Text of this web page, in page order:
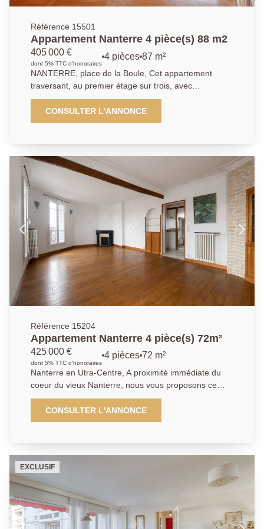
Référence 15501
Appartement Nanterre 4 pièce(s) 88 m2
405 000 €
dont 5% TTC d'honoraires
4 pièces 87 m²
NANTERRE, place de la Boule, Cet appartement
traversant, au premier étage sur trois, avec
ascenseur, possède un très beau potentiel. Vous
pénétrez dans ce logement par une entrée en étoile
avec placard. Elle dessert la cuisine indépendante de
chambres donnant sur un autre balcon, une salle de
bain, un salle d'eau, et des toilettes séparées. Cet
appartement idéalement situé, proche de toutes les
commodités, et au pied de la future ligne 15 du Métro.
Une cave et un box en sous-sol complètent ce bien.
Petite copropriété calme et arborée. Ses atouts: RER
Nanterre Ville à 12 min, marché, écoles et commerces
à 5 min. Nous contacter : 01.40.97.07.07 AP/LT.
CONSULTER L'ANNONCE
Référence 15204
Appartement Nanterre 4 pièce(s) 72m²
425 000 €
dont 5% TTC d'honoraires
4 pièces 72 m²
Nanterre en Utra-Centre, A proximité immédiate du
coeur du vieux Nanterre, nous vous proposons ce
duplex de charme de 94m² de surface au sol
(72.30m² carrez). Au troisième et dernier étage, son
organisation idéale pour une famille, se compose
chambre et un rangement. A l'étage, un palier
pouvant accueillir un coin télétravail, deux chambres
et une salle de bains, et un WC. Une cave et un
emplacement extérieur de parking complètent ce
bien. Son emplacement répondra à toutes vos
attentes, proximité de toutes les commodités, des
CONSULTER L'ANNONCE
EXCLUSIF